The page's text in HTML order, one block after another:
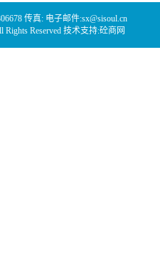
传真: 电子邮件:sx@sisoul.cn
Reserved 技术支持:砼商网